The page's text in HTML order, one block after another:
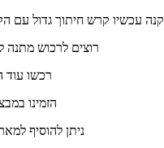
קנה עכשיו קרש חיתוך גדול עם
רוצים לרכוש מתנה
רכשו עוד
הזמינו
ניתן להוסיף